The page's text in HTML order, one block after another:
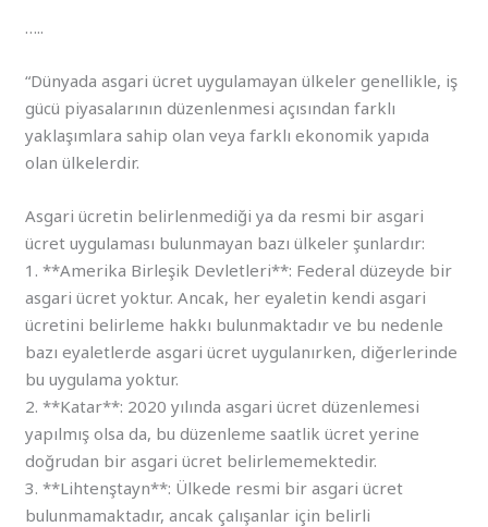
…..
“Dünyada asgari ücret uygulamayan ülkeler genellikle, iş
gücü piyasalarının düzenlenmesi açısından farklı
yaklaşımlara sahip olan veya farklı ekonomik yapıda
olan ülkelerdir.
Asgari ücretin belirlenmediği ya da resmi bir asgari
ücret uygulaması bulunmayan bazı ülkeler şunlardır:
1. **Amerika Birleşik Devletleri**: Federal düzeyde bir
asgari ücret yoktur. Ancak, her eyaletin kendi asgari
ücretini belirleme hakkı bulunmaktadır ve bu nedenle
bazı eyaletlerde asgari ücret uygulanırken, diğerlerinde
bu uygulama yoktur.
2. **Katar**: 2020 yılında asgari ücret düzenlemesi
yapılmış olsa da, bu düzenleme saatlik ücret yerine
doğrudan bir asgari ücret belirlememektedir.
3. **Lihtenştayn**: Ülkede resmi bir asgari ücret
bulunmamaktadır, ancak çalışanlar için belirli